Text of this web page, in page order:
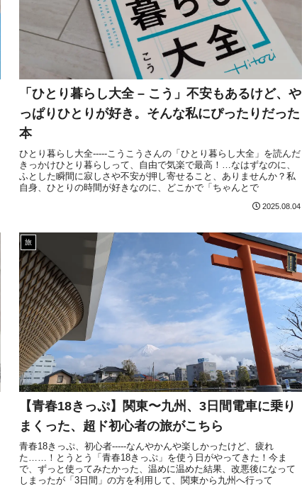
「ひとり暮らし大全 – こう」不安もあるけど、や
っぱりひとりが好き。そんな私にぴったりだった
本
ひとり暮らし大全-----こうこうさんの「ひとり暮らし大全」を読んだ
きっかけひとり暮らしって、自由で気楽で最高！…なはずなのに、
ふとした瞬間に寂しさや不安が押し寄せること、ありませんか？私
自身、ひとりの時間が好きなのに、どこかで「ちゃんとで
2025.08.04
旅
【青春18きっぷ】関東〜九州、3日間電車に乗り
まくった、超ド初心者の旅がこちら
青春18きっぷ、初心者-----なんやかんや楽しかったけど、疲れ
た……！とうとう「青春18きっぷ」を使う日がやってきた！今ま
で、ずっと使ってみたかった、温めに温めた結果、改悪後になって
しまったが「3日間」の方を利用して、関東から九州へ行って